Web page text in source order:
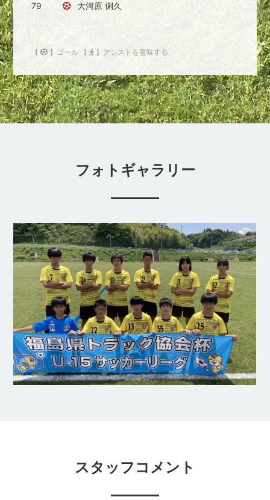
79 大河原 俐久
【 】ゴール 【 】アシストを意味する
フォトギャラリー
スタッフコメント